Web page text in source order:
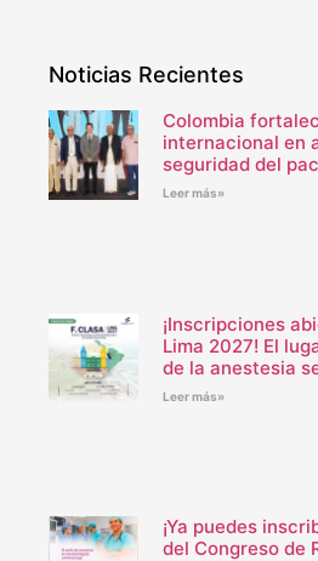
Noticias Recientes
Colombia
internacional en
seguridad del
Leer más»
¡Inscripciones
Lima 2027! El
de la anestesia
Leer más»
¡Ya puedes
del Congreso de